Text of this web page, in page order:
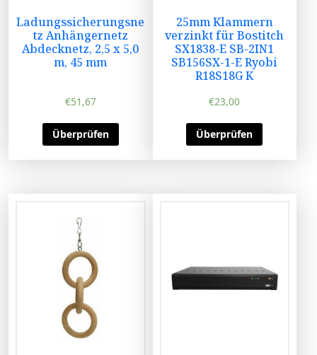
Ladungssicherungsne
tz Anhängernetz
Abdecknetz, 2,5 x 5,0
m, 45 mm
€51,67
Überprüfen
25mm Klammern
verzinkt für Bostitch
SX1838-E SB-2IN1
SB156SX-1-E Ryobi
R18S18G K
€23,00
Überprüfen